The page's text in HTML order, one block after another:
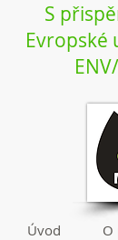
S
Evropské
Úvod O